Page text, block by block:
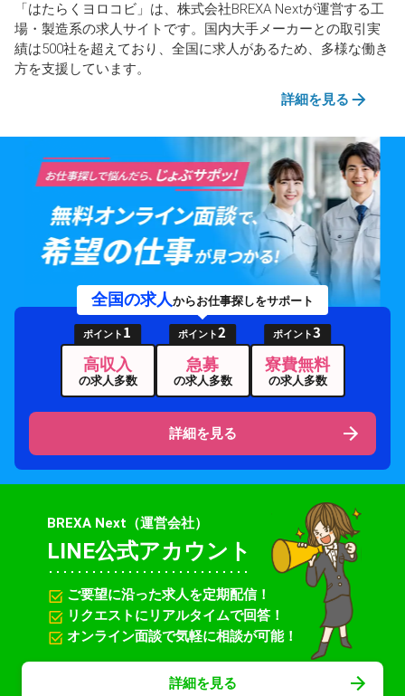
「はたらくヨロコビ」は、株式会社BREXA Nextが運営する工
場・製造系の求人サイトです。国内大手メーカーとの取引実
績は500社を超えており、全国に求人があるため、多様な働き
方を支援しています。
詳細を見る
全国の求人からお仕事探しをサポート
ポイント1
高収入
の求人多数
ポイント2
急募
の求人多数
ポイント3
寮費無料
の求人多数
詳細を見る
BREXA Next（運営会社）
LINE公式アカウント
ご要望に沿った求人を定期配信！
リクエストにリアルタイムで回答！
オンライン面談で気軽に相談が可能！
詳細を見る